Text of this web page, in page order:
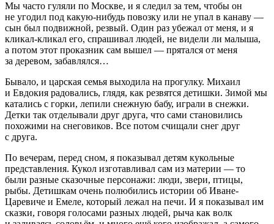
Мы часто гуляли по Москве, и я следил за тем, чтобы он
не угодил под какую-нибудь повозку или не упал в канаву —
сын был подвижной, резвый. Один раз убежал от меня, и я
кликал-кликал его, спрашивал людей, не видели ли малыша,
а потом этот проказник сам вышел — прятался от меня
за деревом, забавлялся…
Бывало, и царская семья выходила на прогулку. Михаил
и Евдокия радовались, глядя, как резвятся детишки. Зимой мы
катались с горки, лепили снежную бабу, играли в снежки.
Детки так отделывали друг друга, что сами становились
похожими на снеговиков. Все потом счищали снег друг
с друга.
По вечерам, перед сном, я показывал детям кукольные
представления. Кукол изготавливал сам из материи — то
были разные сказочные персонажи: люди, звери, птицы,
рыбы. Детишкам очень полюбились истории об Иване-
Царевиче и Емеле, который лежал на печи. И я показывал им
сказки, говоря голосами разных людей, рыча как волк